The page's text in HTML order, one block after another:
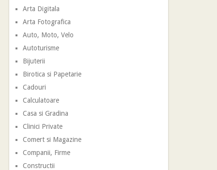
Arta Digitala
Arta Fotografica
Auto, Moto, Velo
Autoturisme
Bijuterii
Birotica si Papetarie
Cadouri
Calculatoare
Casa si Gradina
Clinici Private
Comert si Magazine
Companii, Firme
Constructii